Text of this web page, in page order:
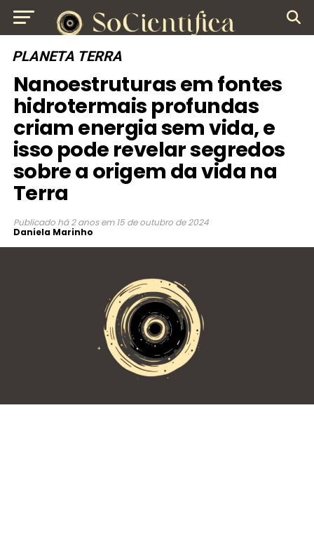
PLANETA TERRA
Nanoestruturas em fontes
hidrotermais profundas
criam energia sem vida, e
isso pode revelar segredos
sobre a origem da vida na
Terra
Publicado há 2 anos em 15 de outubro de 2024
Daniela Marinho